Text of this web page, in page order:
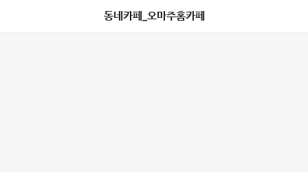
동네카페_오마주홈카페